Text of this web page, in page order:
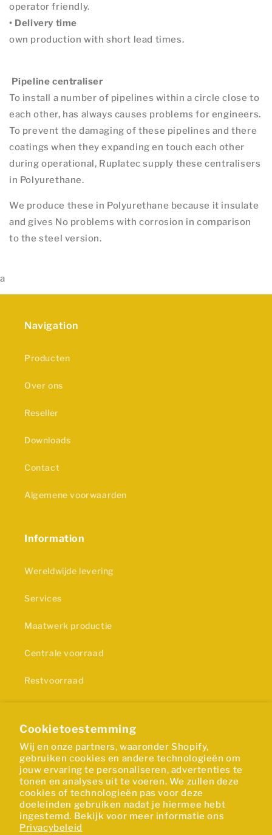
Cookietoestemming
Wij en onze partners, waaronder Shopify,
gebruiken cookies en andere technologieën om
jouw ervaring te personaliseren, advertenties te
tonen en analyses uit te voeren. We zullen deze
cookies of technologieën pas voor deze
doeleinden gebruiken nadat je hiermee hebt
ingestemd. Bekijk voor meer informatie ons
Privacybeleid
operator friendly.
• Delivery time
own production with short lead times.
Pipeline centraliser
To install a number of pipelines within a circle close to
each other, has always causes problems for engineers.
To prevent the damaging of these pipelines and there
coatings when they expanding en touch each other
during operational, Ruplatec supply these centralisers
in Polyurethane.
We produce these in Polyurethane because it insulate
and gives No problems with corrosion in comparison
to the steel version.
a
Navigation
Producten
Over ons
Reseller
Downloads
Contact
Algemene voorwaarden
Information
Wereldwijde levering
Services
Maatwerk productie
Centrale voorraad
Restvoorraad
Certificering
De productie van onze rubber- en
kunststofproducten is in overeenstemming met de
ISO 9001-certificering.